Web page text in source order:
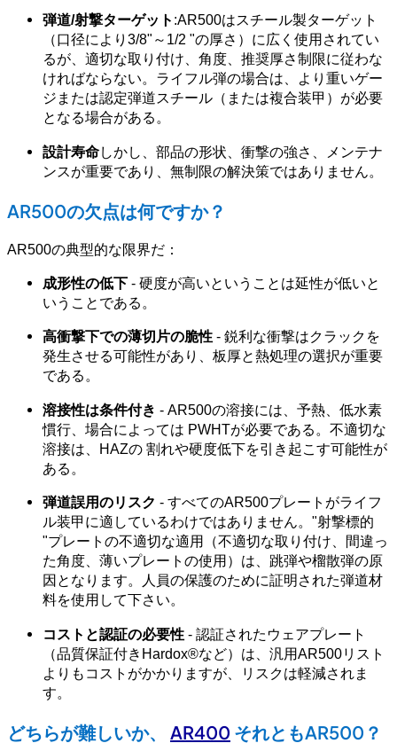
弾道/射撃ターゲット :AR500はスチール製ターゲット
（口径により3/8"～1/2 "の厚さ）に広く使用されてい
るが、適切な取り付け、角度、推奨厚さ制限に従わな
ければならない。ライフル弾の場合は、より重いゲー
ジまたは認定弾道スチール（または複合装甲）が必要
となる場合がある。
設計寿命しかし、部品の形状、衝撃の強さ、メンテナ
ンスが重要であり、無制限の解決策ではありません。
AR500の欠点は何ですか？
AR500の典型的な限界だ：
成形性の低下 - 硬度が高いということは延性が低いと
いうことである。
高衝撃下での薄切片の脆性 - 鋭利な衝撃はクラックを
発生させる可能性があり、板厚と熱処理の選択が重要
である。
溶接性は条件付き - AR500の溶接には、予熱、低水素
慣行、場合によっては PWHTが必要である。不適切な
溶接は、HAZの 割れや硬度低下を引き起こす可能性が
ある。
弾道誤用のリスク - すべてのAR500プレートがライフ
ル装甲に適しているわけではありません。"射撃標的
"プレートの不適切な適用（不適切な取り付け、間違っ
た角度、薄いプレートの使用）は、跳弾や榴散弾の原
因となります。人員の保護のために証明された弾道材
料を使用して下さい。
コストと認証の必要性 - 認証されたウェアプレート
（品質保証付きHardox®など）は、汎用AR500リスト
よりもコストがかかりますが、リスクは軽減されま
す。
どちらが難しいか、 AR400 それともAR500？